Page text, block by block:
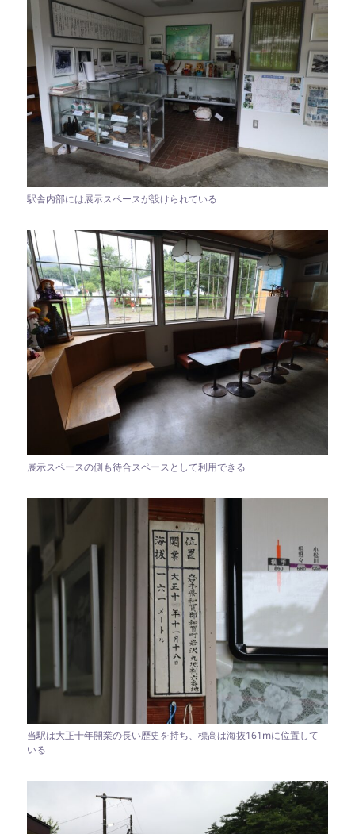
駅舎内部には展示スペースが設けられている
展示スペースの側も待合スペースとして利用できる
当駅は大正十年開業の長い歴史を持ち、標高は海抜161mに位置して
いる